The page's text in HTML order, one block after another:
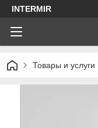
INTERMIR
Товары и услуги